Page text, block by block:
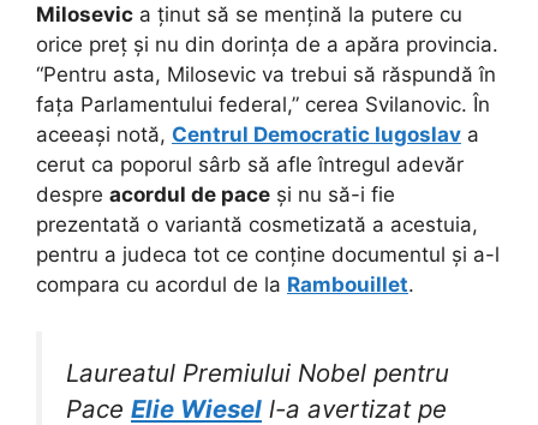
Milosevic a ținut să se mențină la putere cu
orice preț și nu din dorința de a apăra provincia.
“Pentru asta, Milosevic va trebui să răspundă în
fața Parlamentului federal,” cerea Svilanovic. În
aceeași notă, Centrul Democratic Iugoslav a
cerut ca poporul sârb să afle întregul adevăr
despre acordul de pace și nu să-i fie
prezentată o variantă cosmetizată a acestuia,
pentru a judeca tot ce conține documentul și a-l
compara cu acordul de la Rambouillet.
Laureatul Premiului Nobel pentru
Pace Elie Wiesel l-a avertizat pe